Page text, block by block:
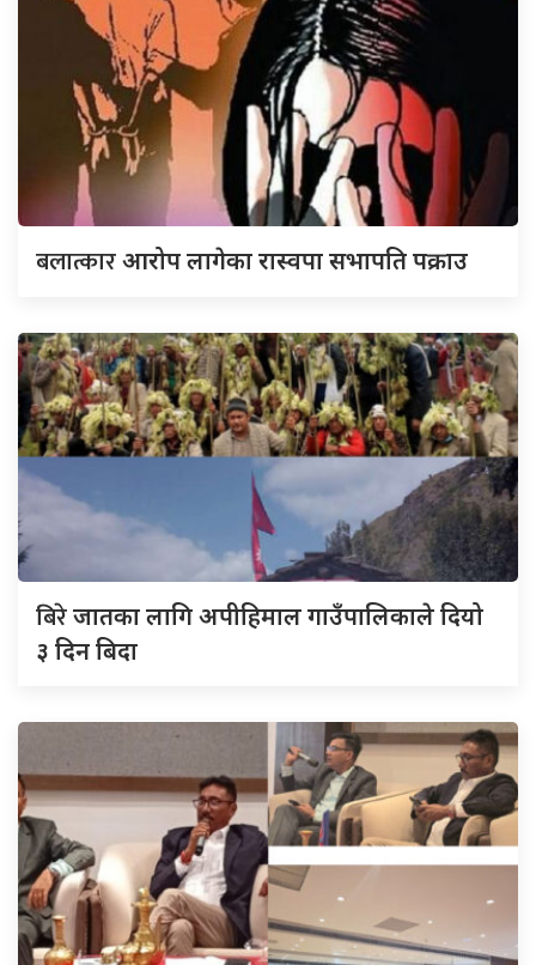
बलात्कारआरोप लागेका रास्वपा सभापति पक्राउ
बिरेजातका लागि अपीहिमाल गाउँपालिकाले दियो
३ दिन बिदा